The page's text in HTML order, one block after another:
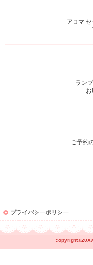
アロマ
ラン
お
ご予約
プライバシーポリシー